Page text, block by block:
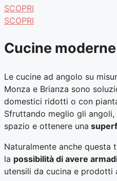
SCOPRI
SCOPRI
Cucine
Le cucine ad angolo su
Monza e Brianza sono
domestici ridotti o con
Sfruttando meglio gli
spazio e ottenere una
Naturalmente anche
la possibilità di avere
utensili da cucina e prodotti